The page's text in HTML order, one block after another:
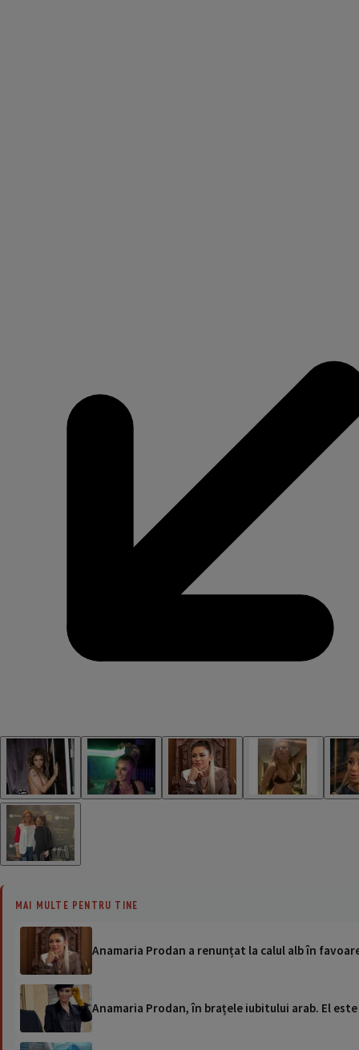
MAI MULTE PENTRU TINE
Anamaria Prodan a renunțat la calul alb în
Anamaria Prodan, în brațele iubitului arab. El